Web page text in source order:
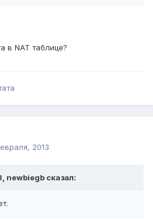
в NAT таблице?
2013
newbiegb сказал: